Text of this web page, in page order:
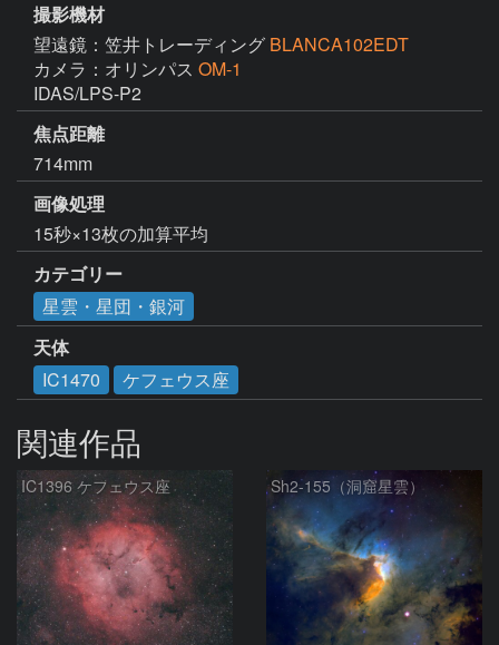
撮影機材
望遠鏡：笠井トレーディング BLANCA102EDT
カメラ：オリンパス OM-1
IDAS/LPS-P2
焦点距離
714mm
画像処理
15秒×13枚の加算平均
カテゴリー
星雲・星団・銀河
天体
IC1470
ケフェウス座
関連作品
IC1396 ケフェウス座 Sh2-155（洞窟星雲）